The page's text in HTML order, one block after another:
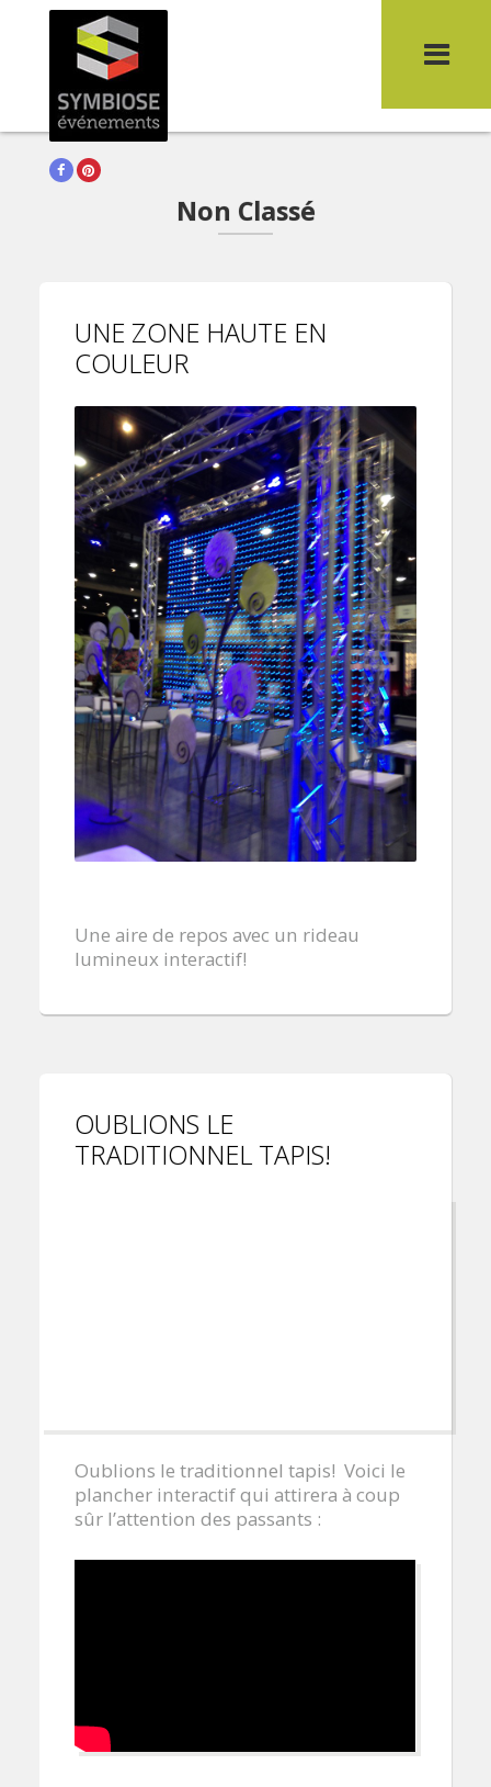
FacebookPinterest
Une zone haute en couleur
Non Classé
UNE ZONE HAUTE EN
COULEUR
Une aire de repos avec un rideau
lumineux interactif!
OUBLIONS LE
TRADITIONNEL TAPIS!
Oublions le traditionnel tapis! Voici le
plancher interactif qui attirera à coup
sûr l’attention des passants :